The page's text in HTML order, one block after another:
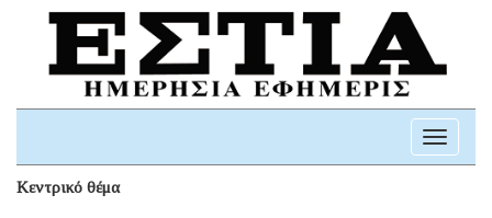
Toggle
Κεντρικό θέμα